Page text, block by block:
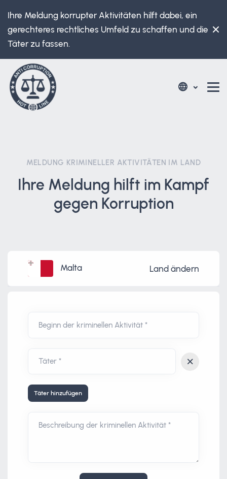
Ihre Meldung korrupter Aktivitäten hilft dabei, ein
gerechteres rechtliches Umfeld zu schaffen und die
Täter zu fassen.
MELDUNG KRIMINELLER AKTIVITÄTEN IM LAND
Ihre Meldung hilft im Kampf
gegen Korruption
Malta Land ändern
Beginn der kriminellen Aktivität *
Täter hinzufügen
Beschreibung der kriminellen Aktivität *